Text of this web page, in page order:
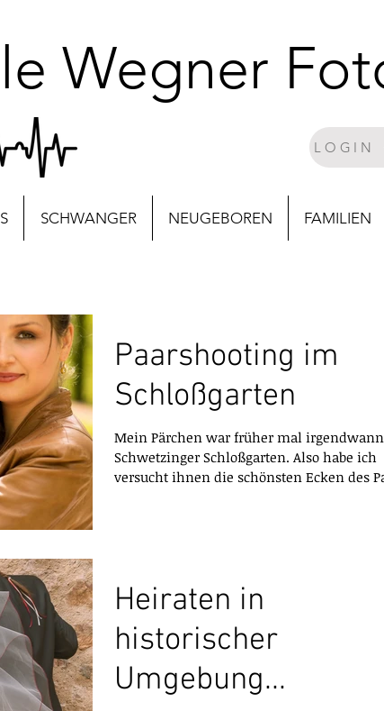
Wegner
LOGIN
SCHWANGER NEUGEBOREN FAMILIEN
Paarshooting im
Schloßgarten
Mein Pärchen war früher mal
Schwetzinger Schloßgarten. Also habe ich
versucht ihnen die schönsten Ecken des
Heiraten in
historischer
Umgebung...